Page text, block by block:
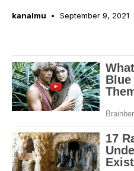
kanalmu September 9, 2021